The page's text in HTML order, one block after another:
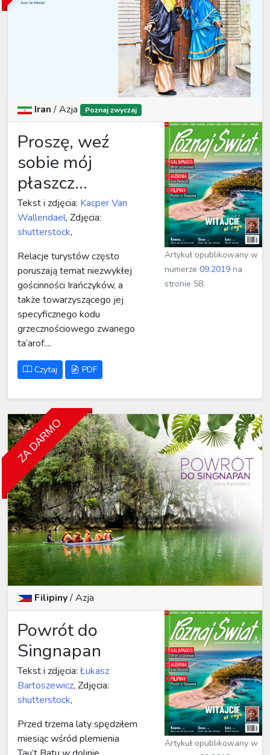
Iran/Azja Poznaj zwyczaj
Proszę, weź
sobie mój
płaszcz...
Tekst i zdjęcia: Kacper Van
Wallendael, Zdjęcia:
shutterstock,
Relacje turystów często
poruszają temat niezwykłej
gościnności Irańczyków, a
także towarzyszącego jej
specyficznego kodu
grzecznościowego zwanego
ta’arof....
Czytaj PDF
Artykuł opublikowany w
numerze09.2019 na
stronie 58.
ZA DARMO
Filipiny/Azja
Powrót do
Singnapan
Tekst i zdjęcia:Łukasz
Bartoszewicz, Zdjęcia:
shutterstock,
Przed trzema laty spędziłem
miesiąc wśród plemienia
Artykuł opublikowany w